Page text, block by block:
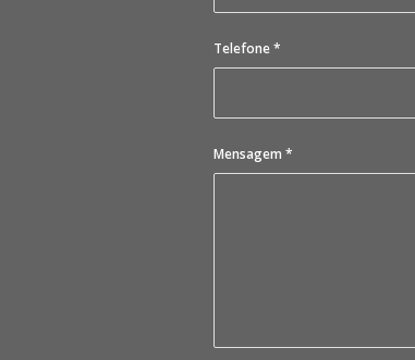
Telefone*
Mensagem*